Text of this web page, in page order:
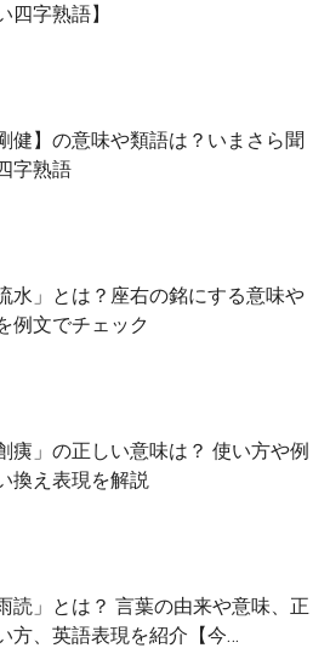
四字熟語】
健】の意味や類語は？いまさら聞
字熟語
水」とは？座右の銘にする意味や
例文でチェック
痍」の正しい意味は？ 使い方や例
換え表現を解説
読」とは？ 言葉の由来や意味、正
方、英語表現を紹介【今…